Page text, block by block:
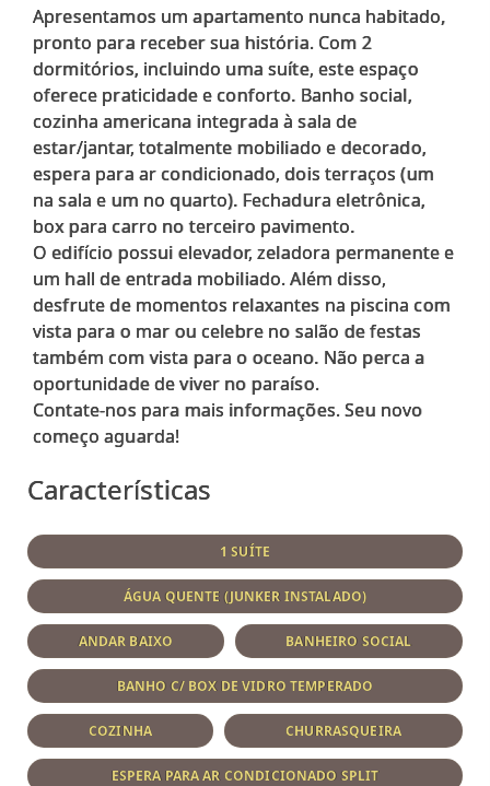
Apresentamos um apartamento nunca habitado,
pronto para receber sua história. Com 2
dormitórios, incluindo uma suíte, este espaço
oferece praticidade e conforto. Banho social,
cozinha americana integrada à sala de
estar/jantar, totalmente mobiliado e decorado,
espera para ar condicionado, dois terraços (um
na sala e um no quarto). Fechadura eletrônica,
box para carro no terceiro pavimento.
O edifício possui elevador, zeladora permanente e
um hall de entrada mobiliado. Além disso,
desfrute de momentos relaxantes na piscina com
vista para o mar ou celebre no salão de festas
também com vista para o oceano. Não perca a
oportunidade de viver no paraíso.
Contate-nos para mais informações. Seu novo
Características
1 SUÍTE
ÁGUA QUENTE (JUNKER INSTALADO)
ANDAR BAIXO BANHEIRO SOCIAL
BANHO C/ BOX DE VIDRO TEMPERADO
COZINHA CHURRASQUEIRA
ESPERA PARA AR CONDICIONADO SPLIT